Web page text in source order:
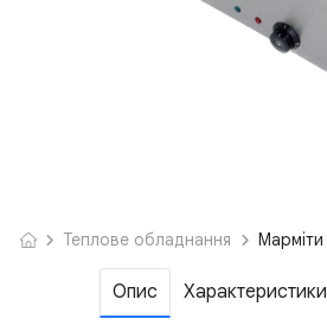
Теплове обладнання Марміти
Опис Характеристики